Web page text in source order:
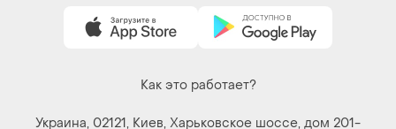
Как это работает?
Украина, 02121, Киев, Харьковское шоссе, дом 201-